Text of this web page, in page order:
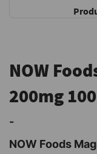
NOW
200mg
-
NOW Foods